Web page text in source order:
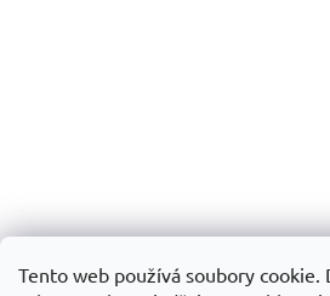
Tento web používá soubory cookie.